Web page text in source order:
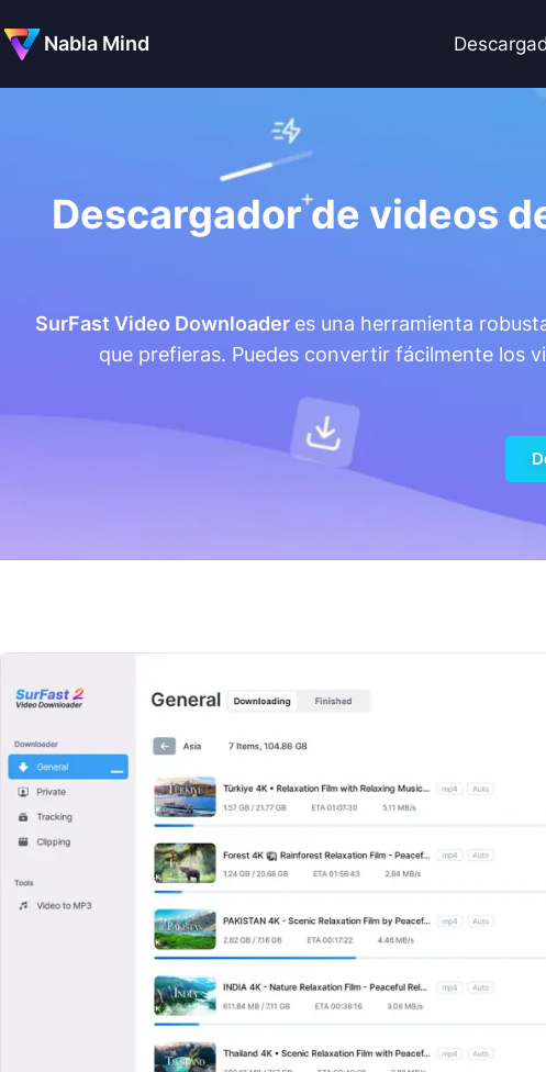
Nabla Mind
Descargador de videos
SurFast Video Downloader es una herramienta
que prefieras. Puedes convertir fácilmente los